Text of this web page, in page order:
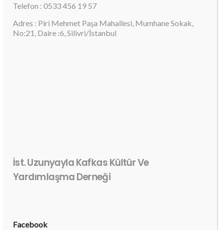
Telefon : 0533 456 19 57
Adres : Piri Mehmet Paşa Mahallesi, Mumhane Sokak,
No:21, Daire :6, Silivri/İstanbul
İst. Uzunyayla Kafkas Kültür Ve
Yardımlaşma Derneği
Facebook